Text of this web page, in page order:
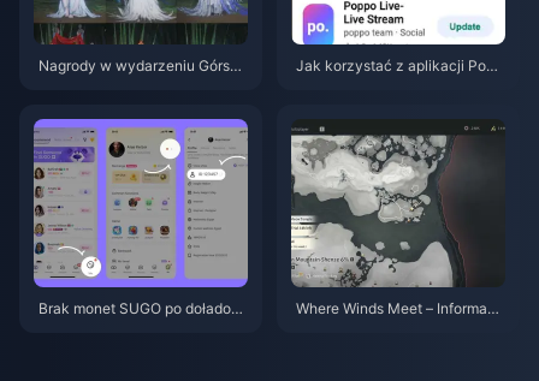
Nagrody w wydarzeniu Górską
priorytety
Jak korzystać z aplikacji Popp
Brak monet SUGO po doładow
Where Winds Meet – Informacj